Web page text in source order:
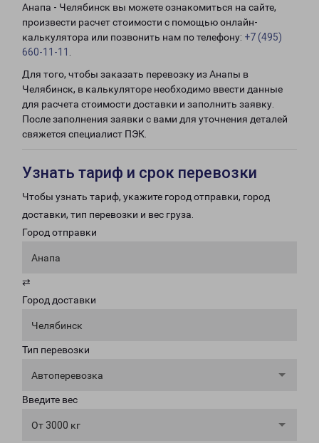
Анапа - Челябинск вы можете ознакомиться на сайте,
произвести расчет стоимости с помощью онлайн-
калькулятора или позвонить нам по телефону: +7 (495)
660-11-11
Для того, чтобы заказать перевозку из Анапы в
Челябинск, в калькуляторе необходимо ввести данные
для расчета стоимости доставки и заполнить заявку.
После заполнения заявки с вами для уточнения деталей
свяжется специалист ПЭК.
Узнать тариф и срок перевозки
Чтобы узнать тариф, укажите город отправки, город
доставки, тип перевозки и вес груза.
Город отправки
Анапа
⇄
Город доставки
Челябинск
Тип перевозки
Автоперевозка
Введите вес
От 3000 кг